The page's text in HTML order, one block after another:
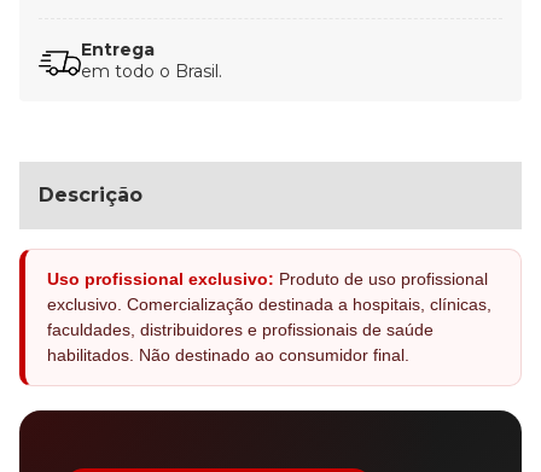
Entrega
em todo o Brasil.
Descrição
Uso profissional exclusivo: Produto de uso profissional
exclusivo. Comercialização destinada a hospitais, clínicas,
faculdades, distribuidores e profissionais de saúde
habilitados. Não destinado ao consumidor final.